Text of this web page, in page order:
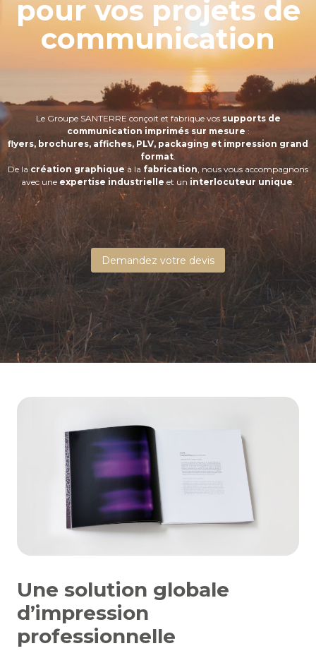
pour vos projets de
communication
Le Groupe SANTERRE conçoit et fabrique vos supports de
communication imprimés sur mesure :
flyers, brochures, affiches, PLV, packaging et impression grand
format.
De la création graphiqueà la fabrication, nous vous accompagnons
avec une expertise industrielle et un interlocuteur unique.
Demandez votre devis
Une solution globale
d’impression
professionnelle